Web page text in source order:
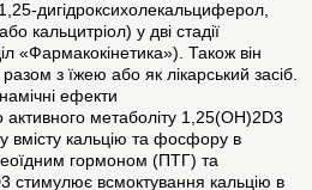
дигідроксихолекальциферол,
кальцитріол) у дві стадії
«Фармакокінетика»). Також він
з їжею або як лікарський засіб.
ефекти
активного метаболіту 1,25(OH)2D3
вмісту кальцію та фосфору в
гормоном (ПTГ) та
стимулює всмоктування кальцію в